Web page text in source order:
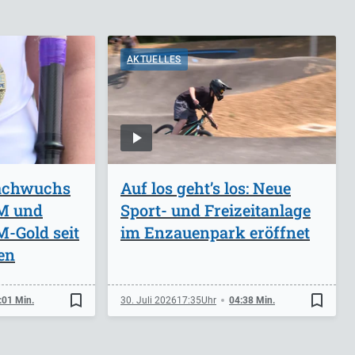
und
Gold seit
Min. bookmark_border
AKTUELLES
Auf los geht’s los: Neue
Sport- und Freizeitanlage
im Enzauenpark eröffnet
30. Juli 202617:35 04:38 Min. bookmark_border